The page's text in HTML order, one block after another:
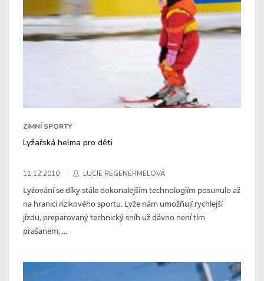
ZIMNÍ SPORTY
Lyžařská helma pro děti
11.12.2010 LUCIE REGENERMELOVÁ
Lyžování se díky stále dokonalejším technologiím posunulo až
na hranici rizikového sportu. Lyže nám umožňují rychlejší
jízdu, preparovaný technický sníh už dávno není tím
prašanem, ...